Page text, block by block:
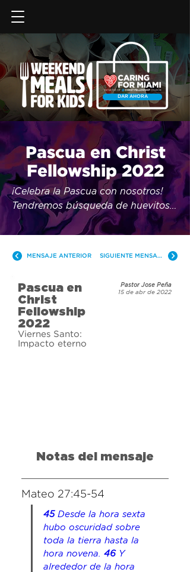
DAR AHORA
Pascua en Christ
Fellowship 2022
¡Celebra la Pascua con nosotros!
Tendremos búsqueda de huevitos
GRATIS para los niños, música en
vivo y un mensaje poderoso para ti
español.
MENSAJE ANTERIOR SIGUIENTE MENSAJE
Pascua en
Christ
Fellowship
2022
Viernes Santo:
Impacto eterno
Pastor Jose Peña
15 de abr de 2022
Notas del mensaje
Mateo 27:45-54
45 Desde la hora sexta
hubo oscuridad sobre
toda la tierra hasta la
hora novena. 46 Y
alrededor de la hora